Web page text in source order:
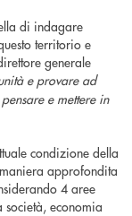
di indagare
territorio e
generale
e provare ad
e mettere in
condizione della
approfondita
4 aree
economia